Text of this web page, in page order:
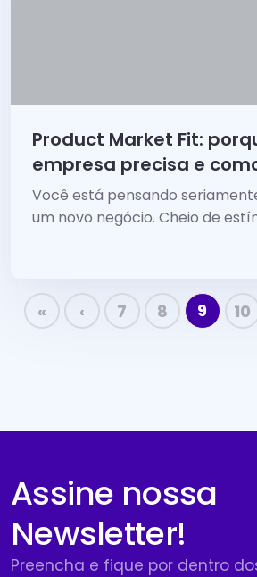
Product Market Fit:
empresa precisa e
alcançar
Você está pensando
um novo negócio. Cheio de
« ‹ 7 8 9 10
Assine nossa
Newsletter!
Preencha e fique por dentro